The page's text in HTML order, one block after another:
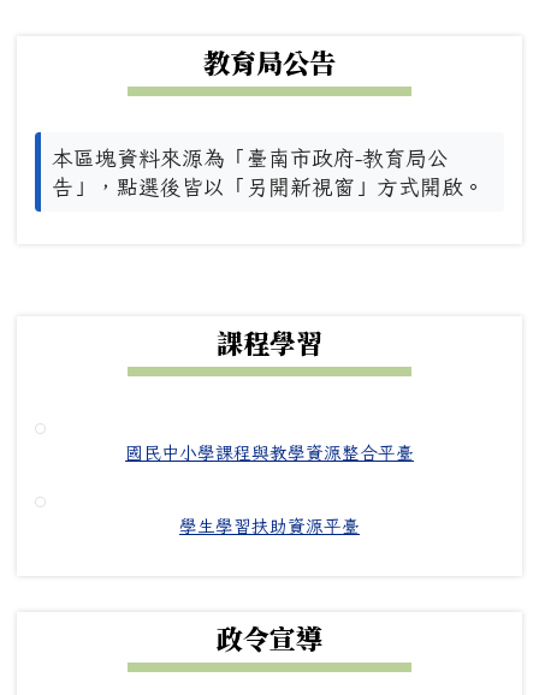
教育局公告
本區塊資料來源為「臺南市政府-教育局公
告」，點選後皆以「另開新視窗」方式開啟。
課程學習
國民中小學課程與教學資源整合平臺
學生學習扶助資源平臺
政令宣導